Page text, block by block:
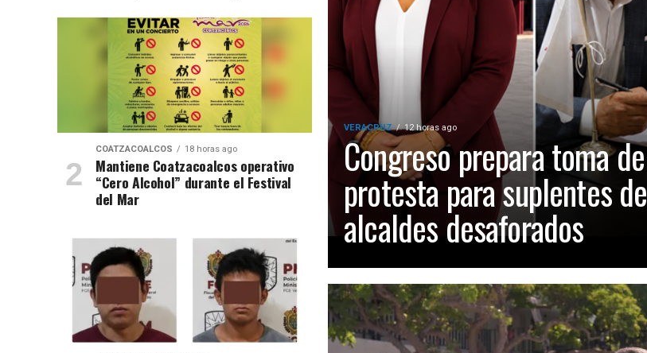
VERACRUZ 12 horas ago
Congreso prepara toma de
protesta para suplentes de
alcaldes desaforados
COATZACOALCOS 18 horas ago
Mantiene Coatzacoalcos operativo
“Cero Alcohol” durante el Festival
del Mar